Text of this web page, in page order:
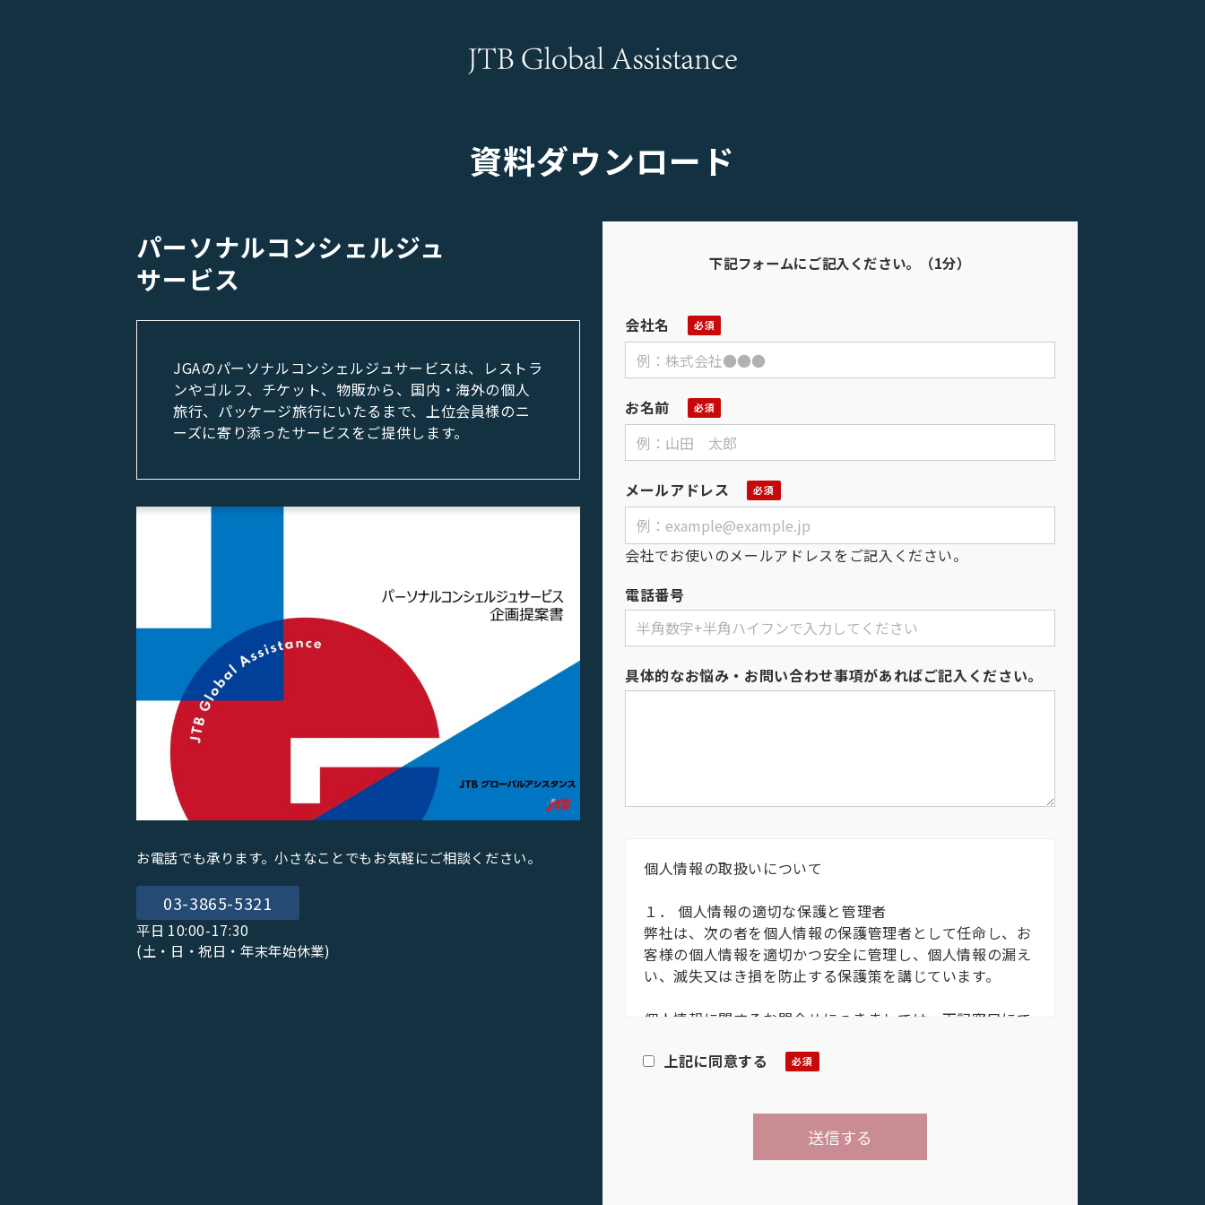
資料ダウンロード
パーソナルコンシェルジュ
サービス
JGAのパーソナルコンシェルジュサービスは、レストラ
ンやゴルフ、チケット、物販から、国内・海外の個人
旅行、パッケージ旅行にいたるまで、上位会員様のニ
ーズに寄り添ったサービスをご提供します。
お電話でも承ります。小さなことでもお気軽にご相談ください。
03-3865-5321
平日 10:00-17:30
(土・日・祝日・年末年始休業)
下記フォームにご記入ください。（1分）
会社名
お名前
メールアドレス
会社でお使いのメールアドレスをご記入ください。
電話番号
具体的なお悩み・お問い合わせ事項があればご記入ください。
個人情報の取扱いについて
１． 個人情報の適切な保護と管理者
弊社は、次の者を個人情報の保護管理者として任命し、お
客様の個人情報を適切かつ安全に管理し、個人情報の漏え
い、滅失又はき損を防止する保護策を講じています。
個人情報に関するお問合せにつきましては、下記窓口にて
株式会社JTB グローバルアシスタンス
〒101-0032 東京都千代田区岩本町2-1-15 JMFビル神田01
上記に同意する